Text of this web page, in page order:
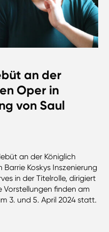
an der
Oper in
von Saul
an der Königlich
Koskys Inszenierung
in der Titelrolle, dirigiert
Vorstellungen finden am
3. und 5. April 2024 statt.